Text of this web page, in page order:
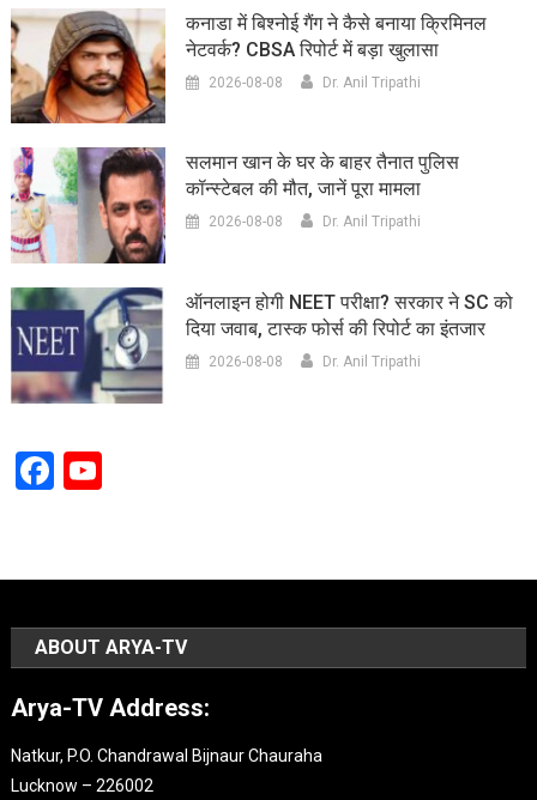
कनाडा में बिश्नोई गैंग ने कैसे बनाया क्रिमिनल
नेटवर्क? CBSA रिपोर्ट में बड़ा खुलासा
2026-08-08 Dr. Anil Tripathi
सलमान खान के घर के बाहर तैनात पुलिस
कॉन्स्टेबल की मौत, जानें पूरा मामला
2026-08-08 Dr. Anil Tripathi
ऑनलाइन होगी NEET परीक्षा? सरकार ने SC को
दिया जवाब, टास्क फोर्स की रिपोर्ट का इंतजार
2026-08-08 Dr. Anil Tripathi
Facebook
YouTube
ABOUT ARYA-TV
Arya-TV Address:
Natkur, P.O. Chandrawal Bijnaur Chauraha
Lucknow – 226002